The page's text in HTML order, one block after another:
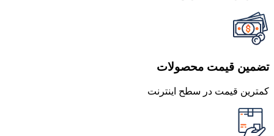
تضمین قیمت محصولات
کمترین قیمت در سطح اینترنت